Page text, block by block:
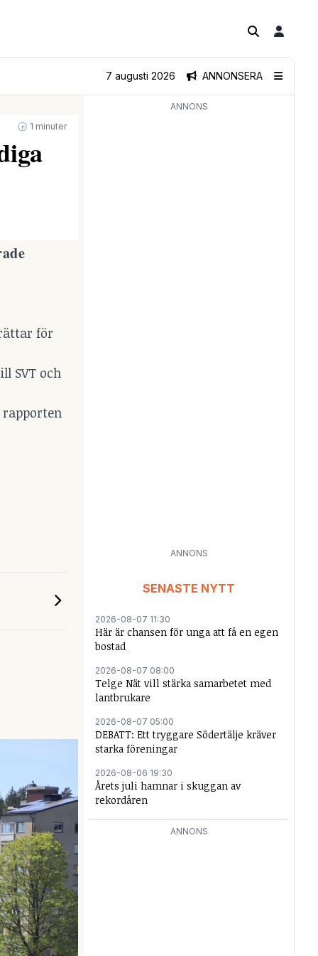
ANNONSERA
7 augusti 2026
🕝 1 minuter
för
SVT och
ANNONS
ANNONS
SENASTE NYTT
2026-08-07 11:30
Här är chansen för unga att få en egen
bostad
2026-08-07 08:00
Telge Nät vill stärka samarbetet med
lantbrukare
2026-08-07 05:00
DEBATT: Ett tryggare Södertälje kräver
starka föreningar
2026-08-06 19:30
Årets juli hamnar i skuggan av
rekordåren
ANNONS